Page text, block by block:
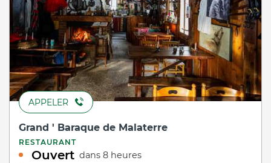
APPELER
Grand ' Baraque de Malaterre
RESTAURANT
Ouvert dans 8 heures